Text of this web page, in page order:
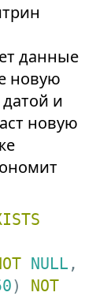
данные
новую
и
новую
NULL,
) NOT